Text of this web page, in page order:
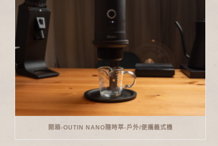
開箱-OUTIN NANO隨時萃-戶外/便攜義式機